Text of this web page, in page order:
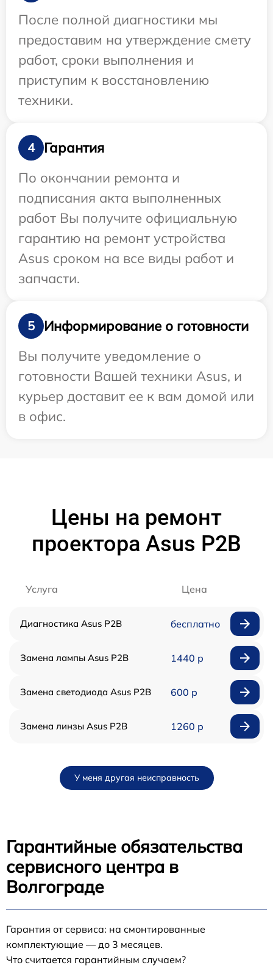
После полной диагностики мы
предоставим на утверждение смету
работ, сроки выполнения и
приступим к восстановлению
техники.
4
Гарантия
По окончании ремонта и
подписания акта выполненных
работ Вы получите официальную
гарантию на ремонт устройства
Asus сроком на все виды работ и
запчасти.
5
Информирование о готовности
Вы получите уведомление о
готовности Вашей техники Asus, и
курьер доставит ее к вам домой или
в офис.
Цены на ремонт
проектора Asus P2B
Услуга Цена
Диагностика Asus P2B бесплатно
Замена лампы Asus P2B 1440 р
Замена светодиода Asus P2B 600 р
Замена линзы Asus P2B 1260 р
У меня другая неисправность
Гарантийные обязательства
сервисного центра в
Волгограде
Гарантия от сервиса: на смонтированные
комплектующие — до 3 месяцев.
Что считается гарантийным случаем?